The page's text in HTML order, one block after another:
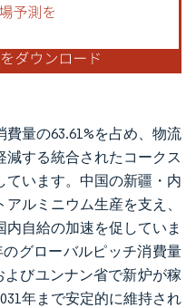
量の63.61%を占め、物流
減する統合されたコークス
います。中国の新疆・内
ルミニウム生産を支え、
自給の加速を促していま
グローバルピッチ消費量
よびユンナン省で新炉が稼
年まで安定的に維持され